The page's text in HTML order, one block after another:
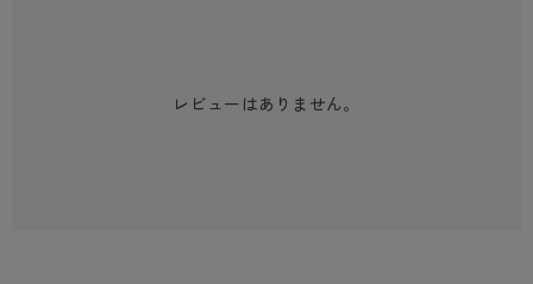
レビューはありません。